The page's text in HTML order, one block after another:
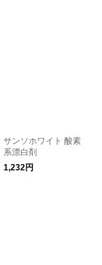
サンソホワイト 酸素
系漂白剤
1,232円